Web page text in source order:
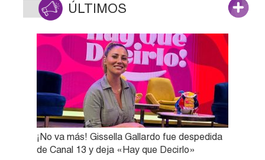
ÚLTIMOS
¡No va más! Gissella Gallardo fue despedida
de Canal 13 y deja «Hay que Decirlo»